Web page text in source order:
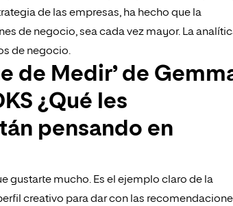
de las empresas, ha hecho que la
de negocio, sea cada vez mayor. La
de negocio.
de Medir’ de
¿Qué les
pensando en
gustarte mucho. Es el ejemplo claro de la
creativo para dar con las